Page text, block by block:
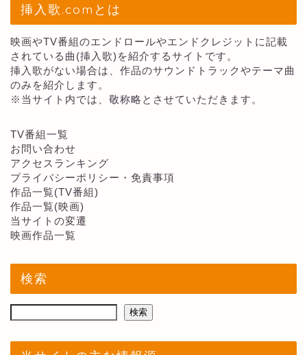
挿入歌.comとは
映画やTV番組のエンドロールやエンドクレジットに記載
されている曲(挿入歌)を紹介するサイトです。
挿入歌がない場合は、作品のサウンドトラックやテーマ曲
のみを紹介します。
※当サイト内では、敬称略とさせていただきます。
TV番組一覧
お問い合わせ
アクセスランキング
プライバシーポリシー・免責事項
作品一覧(TV番組)
作品一覧(映画)
当サイトの変遷
映画作品一覧
検索
検索